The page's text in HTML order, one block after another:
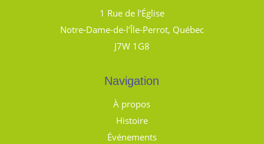
1 Rue de l’Église
Notre-Dame-de-l’Île-Perrot, Québec
J7W 1G8
Navigation
À propos
Histoire
Événements